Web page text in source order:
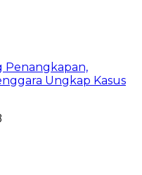
Penangkapan,
Ungkap Kasus